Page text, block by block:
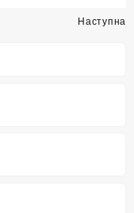
Наступна